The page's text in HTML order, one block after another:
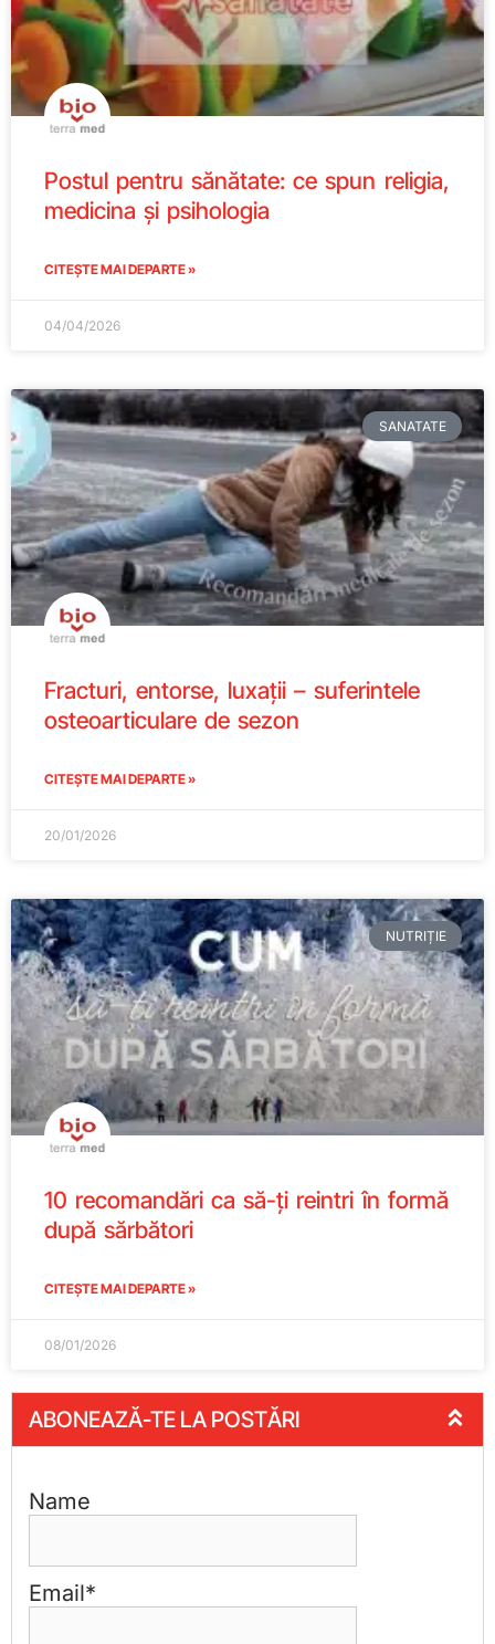
Postul pentru sănătate: ce spun religia,
medicina și psihologia
CITEȘTE MAI DEPARTE »
04/04/2026
SANATATE
Fracturi, entorse, luxații – suferintele
osteoarticulare de sezon
CITEȘTE MAI DEPARTE »
20/01/2026
NUTRIȚIE
10 recomandări ca să-ți reintri în formă
după sărbători
CITEȘTE MAI DEPARTE »
08/01/2026
ABONEAZĂ-TE LA POSTĂRI
Name
Email*